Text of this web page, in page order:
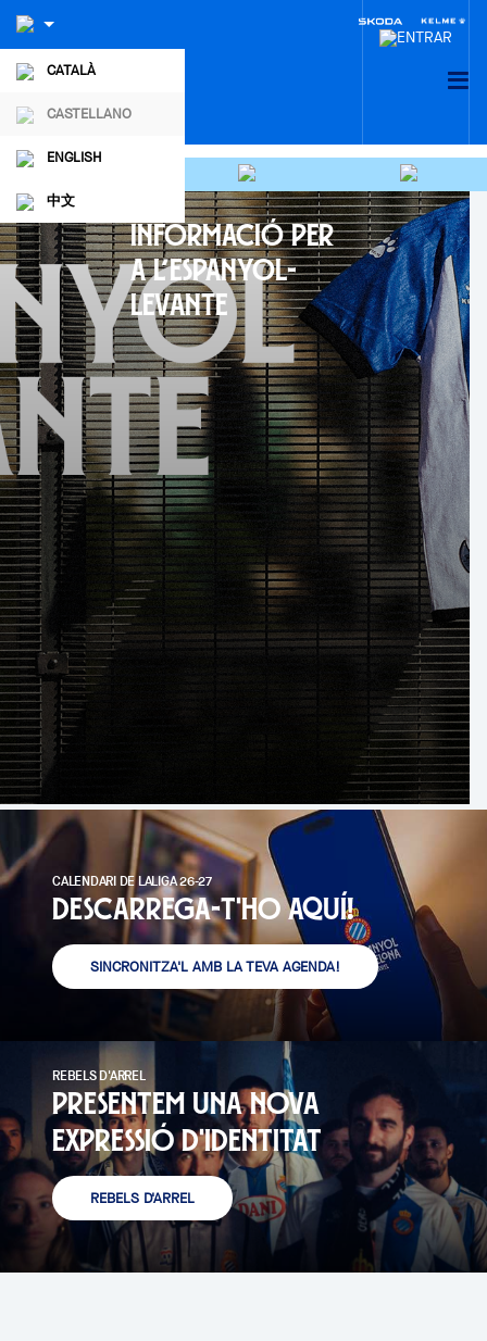
CATALÀ
CASTELLANO
ENGLISH
中文
INFORMACIÓ PER
A L’ESPANYOL-
LEVANTE
CALENDARI DE LALIGA 26-27
Descarrega-t'ho aquí!
SINCRONITZA'L AMB LA TEVA AGENDA!
REBELS D'ARREL
PRESENTEM UNA NOVA
EXPRESSIÓ D'IDENTITAT
REBELS D'ARREL